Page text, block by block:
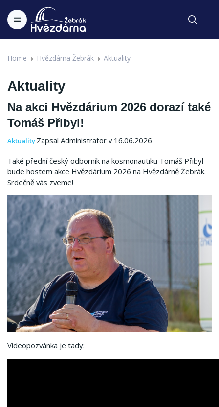
Home Hvězdárna Žebrák Aktuality
Aktuality
Na akci Hvězdárium 2026 dorazí také
Tomáš Přibyl!
Aktuality Zapsal Administrator v 16.06.2026
Také přední český odborník na kosmonautiku Tomáš Přibyl
bude hostem akce Hvězdárium 2026 na Hvězdárně Žebrák.
Srdečně vás zveme!
Videopozvánka je tady: